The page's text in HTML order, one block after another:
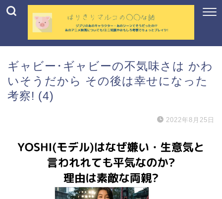
ギャビー･ギャビーの不気味さは かわ
いそうだから その後は幸せになった
考察! (4)
2022年8月25日